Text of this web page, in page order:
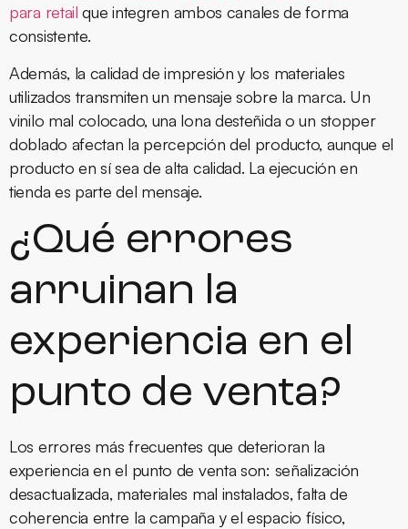
para retail que integren ambos canales de forma
consistente.
Además, la calidad de impresión y los materiales
utilizados transmiten un mensaje sobre la marca. Un
vinilo mal colocado, una lona desteñida o un stopper
doblado afectan la percepción del producto, aunque el
producto en sí sea de alta calidad. La ejecución en
tienda es parte del mensaje.
¿Qué errores
arruinan la
experiencia en el
punto de venta?
Los errores más frecuentes que deterioran la
experiencia en el punto de venta son: señalización
desactualizada, materiales mal instalados, falta de
coherencia entre la campaña y el espacio físico,